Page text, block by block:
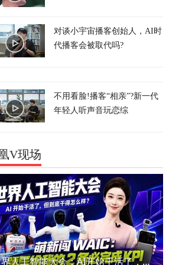
对谈小宇宙播客创始人，AI时
代播客会被取代吗?
不用看脸!播客“相亲”?新一代
年轻人听声音玩恋综
V现场
世界人工智能大会：AI开始干活了，但到底干的怎么样？萌新闯WAIC